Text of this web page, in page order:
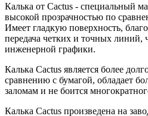
Калька от Cactus - специальный
высокой прозрачностью по
Имеет гладкую поверхность,
передача четких и точных линий,
инженерной графики.
Калька Cactus является более
сравнению с бумагой, обладает
заломам и не боится
Калька Cactus произведена на